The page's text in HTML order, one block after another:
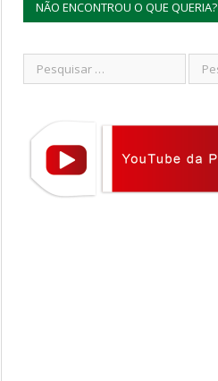
NÃO ENCONTROU O QUE QUERIA?